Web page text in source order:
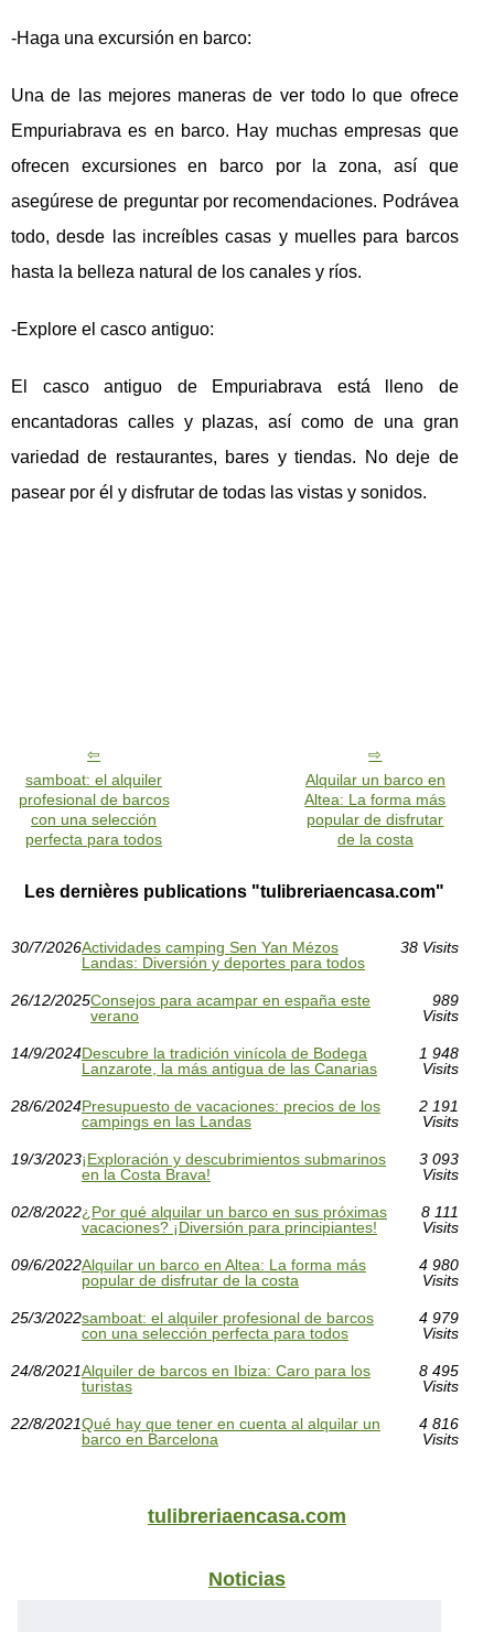
-Haga una excursión en barco:
Una de las mejores maneras de ver todo lo que ofrece
Empuriabrava es en barco. Hay muchas empresas que
ofrecen excursiones en barco por la zona, así que
asegúrese de preguntar por recomendaciones. Podrávea
todo, desde las increíbles casas y muelles para barcos
hasta la belleza natural de los canales y ríos.
-Explore el casco antiguo:
El casco antiguo de Empuriabrava está lleno de
encantadoras calles y plazas, así como de una gran
variedad de restaurantes, bares y tiendas. No deje de
pasear por él y disfrutar de todas las vistas y sonidos.
samboat: el alquiler
profesional de barcos
con una selección
perfecta para todos
Alquilar un barco en
Altea: La forma más
popular de disfrutar
de la costa
Les dernières publications "tulibreriaencasa.com"
30/7/2026Actividades camping Sen Yan Mézos
Landas: Diversión y deportes para todos
38 Visits
26/12/2025Consejos para acampar en españa este
verano
989
Visits
14/9/2024Descubre la tradición vinícola de Bodega
Lanzarote, la más antigua de las Canarias
1 948
Visits
28/6/2024Presupuesto de vacaciones: precios de los
campings en las Landas
2 191
Visits
19/3/2023¡Exploración y descubrimientos submarinos
en la Costa Brava!
3 093
Visits
02/8/2022¿Por qué alquilar un barco en sus próximas
vacaciones? ¡Diversión para principiantes!
8 111
Visits
09/6/2022Alquilar un barco en Altea: La forma más
popular de disfrutar de la costa
4 980
Visits
25/3/2022samboat: el alquiler profesional de barcos
con una selección perfecta para todos
4 979
Visits
24/8/2021Alquiler de barcos en Ibiza: Caro para los
turistas
8 495
Visits
22/8/2021Qué hay que tener en cuenta al alquilar un
barco en Barcelona
4 816
Visits
tulibreriaencasa.com
Noticias